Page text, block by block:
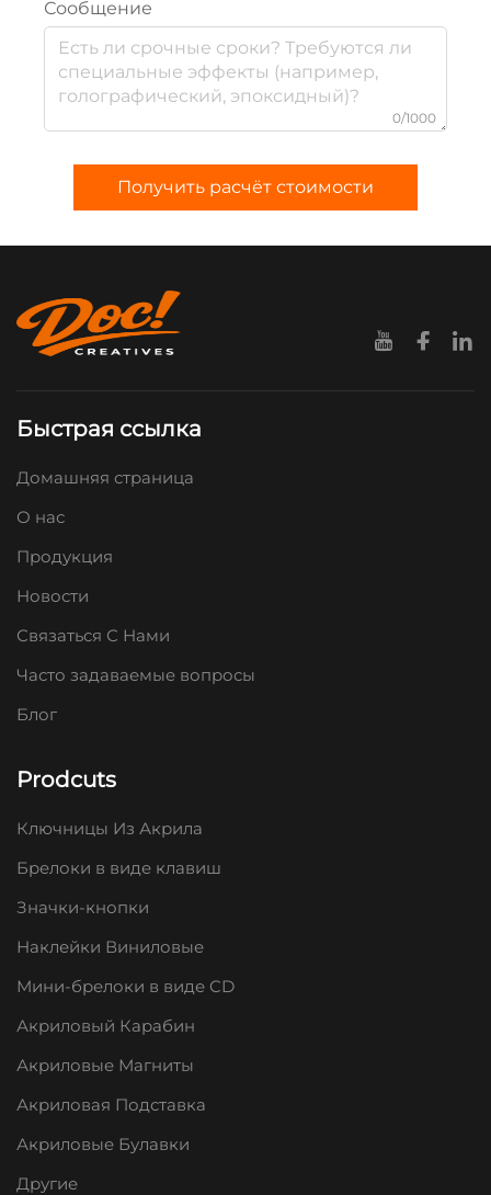
Сообщение
0/1000
Получить расчёт стоимости
Быстрая ссылка
Домашняя страница
О нас
Продукция
Новости
Связаться С Нами
Часто задаваемые вопросы
Блог
Prodcuts
Ключницы Из Акрила
Брелоки в виде клавиш
Значки-кнопки
Наклейки Виниловые
Мини-брелоки в виде CD
Акриловый Карабин
Акриловые Магниты
Акриловая Подставка
Акриловые Булавки
Другие